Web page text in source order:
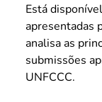
Está
apresentadas
analisa as
submissões
UNFCCC.